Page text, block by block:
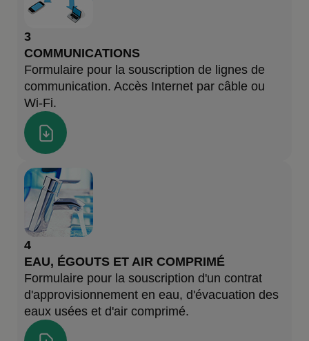
3
COMMUNICATIONS
Formulaire pour la souscription de lignes de
communication. Accès Internet par câble ou
Wi-Fi.
4
EAU, ÉGOUTS ET AIR COMPRIMÉ
Formulaire pour la souscription d'un contrat
d'approvisionnement en eau, d'évacuation des
eaux usées et d'air comprimé.